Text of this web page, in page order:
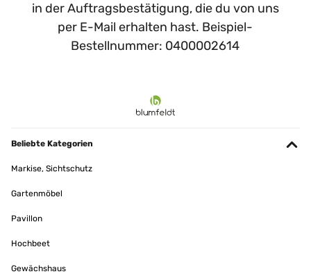
in der Auftragsbestätigung, die du von uns
per E-Mail erhalten hast. Beispiel-
Bestellnummer: 0400002614
Beliebte Kategorien
Markise, Sichtschutz
Gartenmöbel
Pavillon
Hochbeet
Gewächshaus